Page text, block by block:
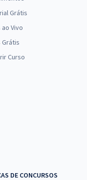
Grátis
ao Vivo
Grátis
Curso
DE CONCURSOS